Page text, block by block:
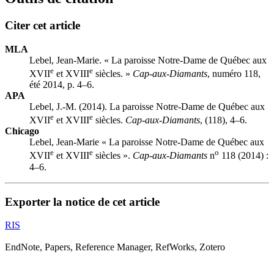
Citer cet article
MLA
Lebel, Jean-Marie. « La paroisse Notre-Dame de Québec aux
XVIIe et XVIIIe siècles. » Cap-aux-Diamants, numéro 118,
été 2014, p. 4–6.
APA
Lebel, J.-M. (2014). La paroisse Notre-Dame de Québec aux
XVIIe et XVIIIe siècles. Cap-aux-Diamants, (118), 4–6.
Chicago
Lebel, Jean-Marie « La paroisse Notre-Dame de Québec aux
XVIIe et XVIIIe siècles ». Cap-aux-Diamants no 118 (2014) :
4–6.
Exporter la notice de cet article
RIS
EndNote, Papers, Reference Manager, RefWorks, Zotero